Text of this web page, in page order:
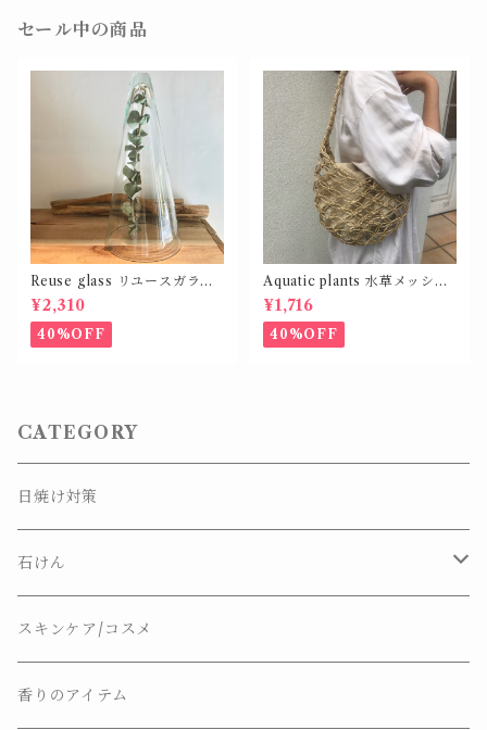
セール中の商品
Reuse glass リユースガラス
カバー コーン シェイプ L
¥2,310
40%OFF
Aquatic plants 水草メッシュ
バッグ
¥1,716
40%OFF
CATEGORY
日焼け対策
石けん
ナチュラルソープ
ソープディッシュ
スキンケア/コスメ
香りのアイテム